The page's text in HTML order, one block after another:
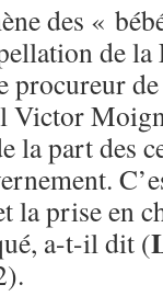
des «
de
procureur
Victor
la part des
la prise en
a-t-il dit (